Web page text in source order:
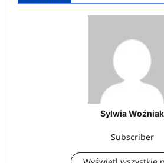
Sylwia Woźniak
Subscriber